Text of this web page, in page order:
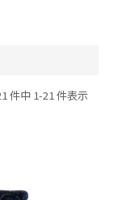
件中 1-21 件表示